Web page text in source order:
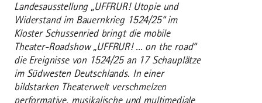
Landesausstellung „UFFRUR! Utopie und
Widerstand im Bauernkrieg 1524/25“ im
Kloster Schussenried bringt die mobile
Theater-Roadshow „UFFRUR! ... on the road“
die Ereignisse von 1524/25 an 17 Schauplätze
im Südwesten Deutschlands. In einer
bildstarken Theaterwelt verschmelzen
performative, musikalische und multimediale